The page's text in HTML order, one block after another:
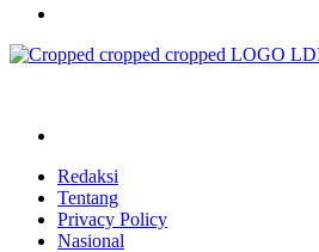
Redaksi
Tentang
Privacy Policy
Nasional